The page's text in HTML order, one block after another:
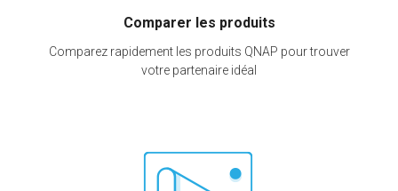
Comparer les produits
Comparez rapidement les produits QNAP pour trouver
votre partenaire idéal